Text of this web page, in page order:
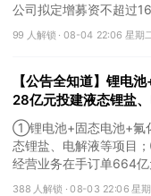
公司拟定增募资不超过
+云计算+华为鲲鹏！公
99 人解锁 · 08-04 22:06 星期
【公告全知道】锂电
28亿元投建液态锂盐
①锂电池+固态电池+氟
态锂盐、电解液等项目
经营业务在手订单664
署32亿元算力服务合同。
388 人解锁 ·08-03 22:06 星